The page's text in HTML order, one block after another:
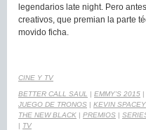
legendarios late night. Pero
creativos, que premian la parte
movido ficha.
CINE Y TV
BETTER CALL SAUL | EMMY'S 2015 |
JUEGO DE TRONOS | KEVIN SPACEY
THE NEW BLACK | PREMIOS |
| TV